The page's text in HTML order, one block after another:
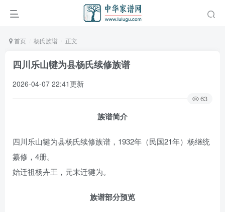
首页 杨氏族谱 正文
四川乐山犍为县杨氏续修族谱
2026-04-07 22:41更新
63
族谱简介
四川乐山犍为县杨氏续修族谱，1932年（民国21年）杨继统
纂修，4册。
始迁祖杨卉王，元末迁犍为。
族谱部分预览